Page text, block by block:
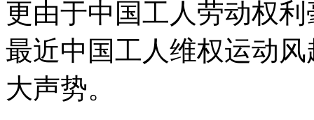
更由于中国工人劳动权
最近中国工人维权运动
大声势。